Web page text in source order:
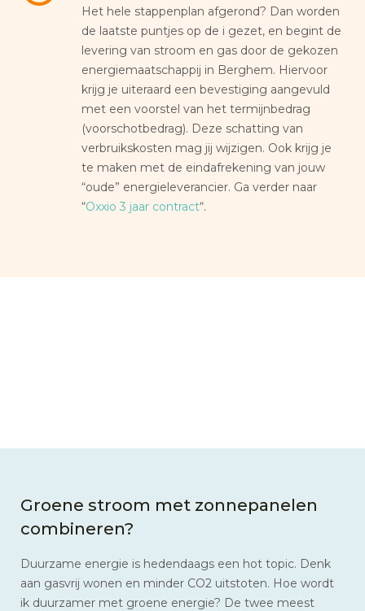
Het hele stappenplan afgerond? Dan worden
de laatste puntjes op de i gezet, en begint de
levering van stroom en gas door de gekozen
energiemaatschappij in Berghem. Hiervoor
krijg je uiteraard een bevestiging aangevuld
met een voorstel van het termijnbedrag
(voorschotbedrag). Deze schatting van
verbruikskosten mag jij wijzigen. Ook krijg je
te maken met de eindafrekening van jouw
“oude” energieleverancier. Ga verder naar
“Oxxio 3 jaar contract“.
Groene stroom met zonnepanelen
combineren?
Duurzame energie is hedendaags een hot topic. Denk
aan gasvrij wonen en minder CO2 uitstoten. Hoe wordt
ik duurzamer met groene energie? De twee meest